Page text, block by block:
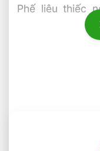
Phế liệu thiếc
thiếc nguyên
gia công
khác, quý